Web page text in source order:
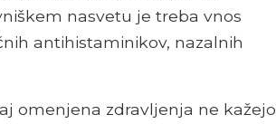
nasvetu je treba vnos
antihistaminikov, nazalnih
omenjena zdravljenja ne kažejo